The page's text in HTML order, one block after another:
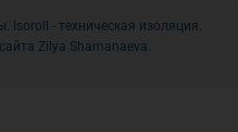
- техническая изоляция.
Zilya Shamanaeva.